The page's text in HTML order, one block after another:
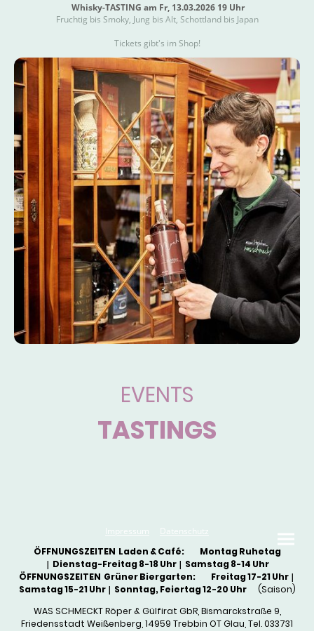
Whisky-TASTING am Fr, 13.03.2026 19 Uhr
Fruchtig bis Smoky, Jung bis Alt, Schottland bis Japan
Tickets gibt's im Shop!
EVENTS
TASTINGS
Impressum
Datenschutz
ÖFFNUNGSZEITEN Laden & Café: Montag Ruhetag
| Dienstag-Freitag 8-18 Uhr | Samstag 8-14 Uhr
ÖFFNUNGSZEITEN Grüner Biergarten: Freitag 17-21 Uhr |
Samstag 15-21 Uhr | Sonntag, Feiertag 12-20 Uhr (Saison)
WAS SCHMECKT Röper & Gülfirat GbR, Bismarckstraße 9,
Friedensstadt Weißenberg, 14959 Trebbin OT Glau, Tel. 033731